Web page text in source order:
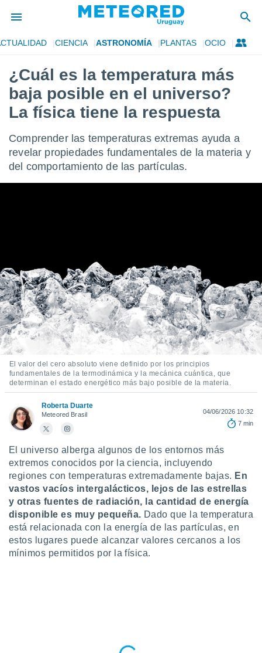
de
ha
por
para
que se
calidad.
a este
las
permite
seguir
contenido
coste.
botón
a la
la
todas
ya sean
nos
y análisis
en
perfil
y
en
ACEPTAR
Y
CONTINUAR
CIENCIA ASTRONOMÍA PLANTAS OCIO
¿Cuál es la temperatura más
baja posible en el universo?
La física tiene la respuesta
Comprender las temperaturas extremas ayuda a
revelar propiedades fundamentales de la materia y
del comportamiento de las partículas.
El valor del cero absoluto viene definido por los principios
fundamentales de la termodinámica y la mecánica cuántica, que
determinan el estado energético más bajo posible de la materia.
Roberta Duarte
Meteored Brasil
04/06/2026 10:32
7 min
El universo alberga algunos de los entornos más
extremos conocidos por la ciencia, incluyendo
regiones con temperaturas extremadamente bajas. En
vastos vacíos intergalácticos, lejos de las estrellas
y otras fuentes de radiación, la cantidad de energía
disponible es muy pequeña. Dado que la temperatura
está relacionada con la energía de las partículas, en
estos lugares puede alcanzar valores cercanos a los
mínimos permitidos por la física.